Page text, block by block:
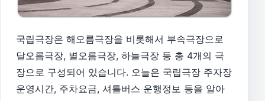
국립극장은 해오름극장을 비롯해서 부속극장으로
달오름극장, 별오름극장, 하늘극장 등 총 4개의 극
장으로 구성되어 있습니다. 오늘은 국립극장 주자장
운영시간, 주차요금, 셔틀버스 운행정보 등을 알아